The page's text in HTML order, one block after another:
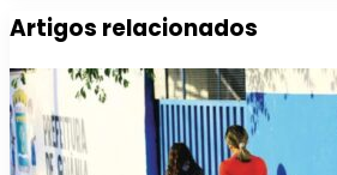
Artigos relacionados